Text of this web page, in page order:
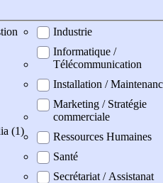
(1)
Industrie
Informatique /
Télécommunication
Installation /
Marketing / Stratégie
commerciale
Ressources Humaines
Santé
Secrétariat / Assistanat